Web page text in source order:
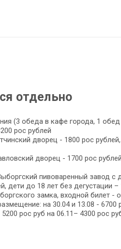
отдельно
(3 обеда в кафе города, 1
рос рублей
дворец - 1800 рос
дворец - 1700 рос
пивоваренный завод с
дети до 18 лет без дегустации –
замка, входной билет -
на 30.04 и 13.08 - 6700
5200 рос руб на 06.11– 4300 рос